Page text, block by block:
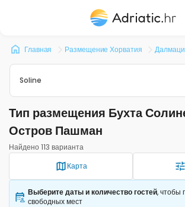
Главная Размещение Хорватия
Soline
Тип размещения Бухта
Остров Пашман
Найдено 113 варианта
Карта
Выберите даты и количество гостей, чтобы
свободных мест